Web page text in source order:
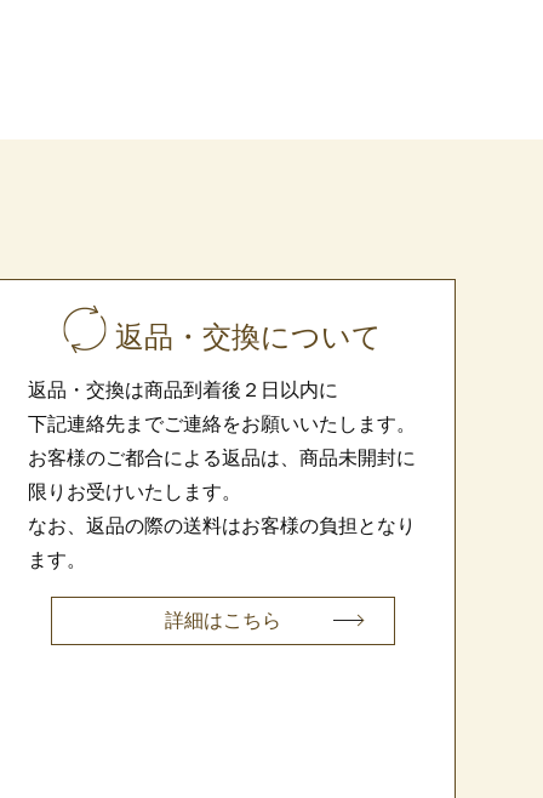
返品・交換について
返品・交換は商品到着後２日以内に
下記連絡先までご連絡をお願いいたします。
お客様のご都合による返品は、商品未開封に
限りお受けいたします。
なお、返品の際の送料はお客様の負担となり
ます。
詳細はこちら